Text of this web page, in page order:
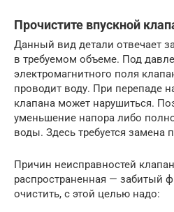
Прочистите впускной
Данный вид детали отвечает
в требуемом объеме. Под
электромагнитного поля
проводит воду. При перепаде
клапана может нарушиться.
уменьшение напора либо
воды. Здесь требуется замена
Причин неисправностей
распространенная — забитый
очистить, с этой целью надо: